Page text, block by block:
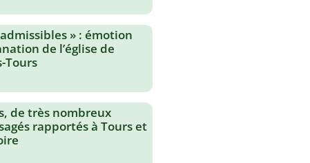
» : émotion
de l’église de
Tours
de très nombreux
rapportés à Tours et